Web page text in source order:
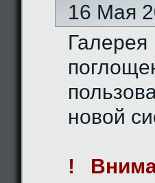
16 Мая
новой
!